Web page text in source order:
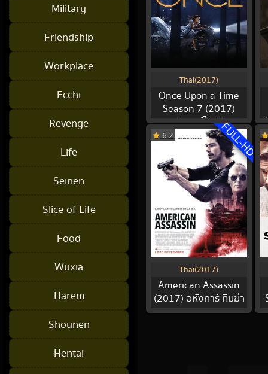
Military
Friendship
Workplace
Ecchi
Revenge
Life
Seinen
Slice of Life
Food
Wuxia
Harem
Shounen
Hentai
Thai(2017)
Once Upon a Time
Season 7 (2017)
[พากย์ไทย]
6.2 FULL-HD
Thai(2017)
American Assassin
(2017) อหังการ์ ทีมฆ่า